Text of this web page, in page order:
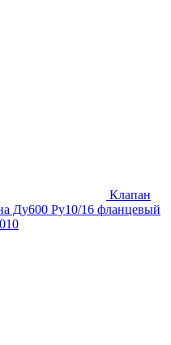
Клапан
Ду600 Ру10/16 фланцевый